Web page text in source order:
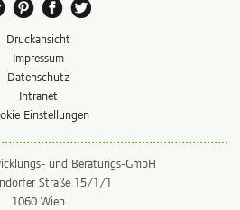
Druckansicht
Impressum
Datenschutz
Intranet
Einstellungen
und Beratungs-GmbH
Straße 15/1/1
1060 Wien